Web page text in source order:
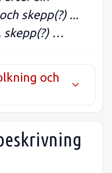
skepp(?) ...
skepp(?) …
och